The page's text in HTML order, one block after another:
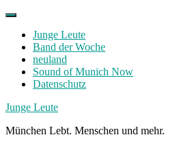
Skip
contentJunge Leute
Band der Woche
neuland
Sound of Munich Now
Datenschutz
Facebook
Twitter
Instagram
Junge Leute
München Lebt. Menschen und mehr.